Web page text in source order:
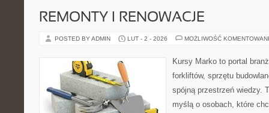
REMONTY I RENOWACJE
POSTED BY ADMIN LUT - 2 - 2026 MOŻLIWOŚĆ
Kursy Marko to portal
forkliftów, sprzętu
spójną przestrzeń wiedzy.
myślą o osobach, które